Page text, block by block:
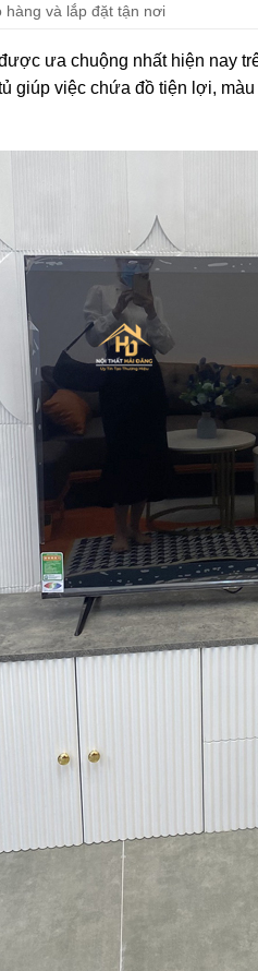
hàng và lắp đặt tận nơi
ưa chuộng nhất hiện nay
giúp việc chứa đồ tiện lợi,